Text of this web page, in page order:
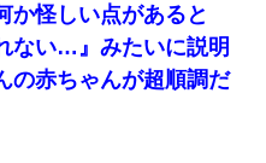
けろ！」女社員「え、事前連
ろ！」→
か怪しい点があると
ない…』みたいに説明
の赤ちゃんが超順調だ